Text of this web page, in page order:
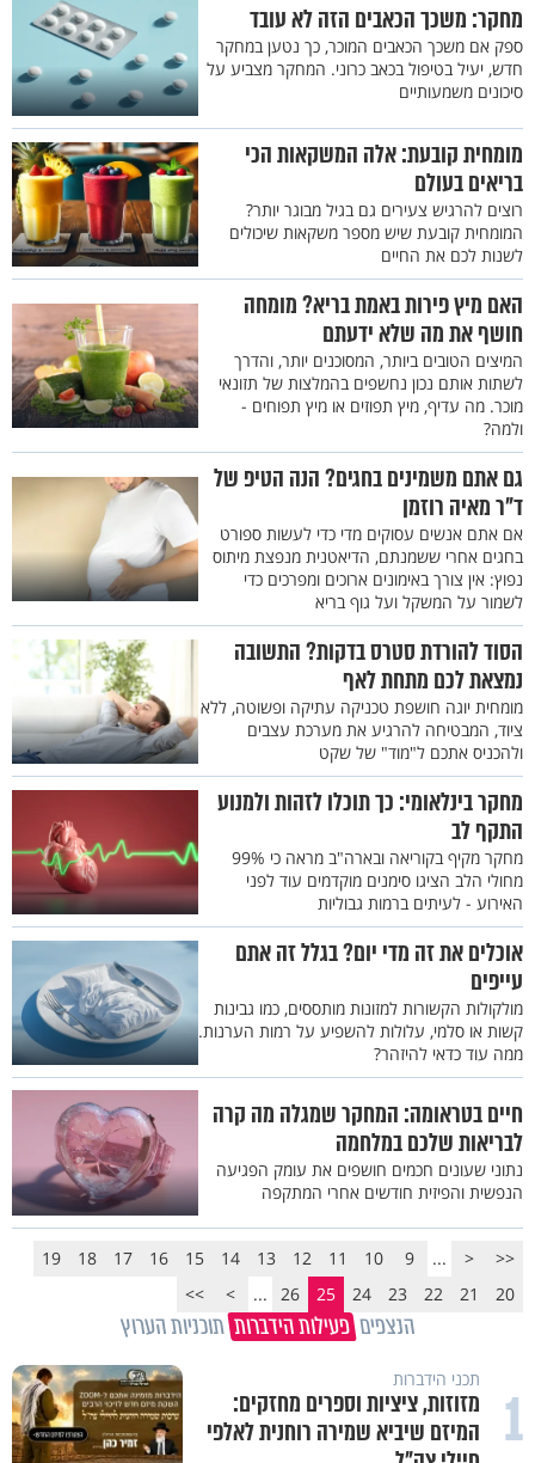
מחקר: משכך הכאבים הזה לא עובד
ספק אם משכך הכאבים המוכר, כך נטען במחקר
חדש, יעיל בטיפול בכאב כרוני. המחקר מצביע על
סיכונים משמעותיים
מומחית קובעת: אלה המשקאות הכי
בריאים בעולם
רוצים להרגיש צעירים גם בגיל מבוגר יותר?
המומחית קובעת שיש מספר משקאות שיכולים
לשנות לכם את החיים
האם מיץ פירות באמת בריא? מומחה
חושף את מה שלא ידעתם
המיצים הטובים ביותר, המסוכנים יותר, והדרך
לשתות אותם נכון נחשפים בהמלצות של תזונאי
מוכר. מה עדיף, מיץ תפוזים או מיץ תפוחים -
ולמה?
גם אתם משמינים בחגים? הנה הטיפ של
ד"ר מאיה רוזמן
אם אתם אנשים עסוקים מדי כדי לעשות ספורט
בחגים אחרי ששמנתם, הדיאטנית מנפצת מיתוס
נפוץ: אין צורך באימונים ארוכים ומפרכים כדי
לשמור על המשקל ועל גוף בריא
הסוד להורדת סטרס בדקות? התשובה
נמצאת לכם מתחת לאף
מומחית יוגה חושפת טכניקה עתיקה ופשוטה, ללא
ציוד, המבטיחה להרגיע את מערכת עצבים
ולהכניס אתכם ל"מוד" של שקט
מחקר בינלאומי: כך תוכלו לזהות ולמנוע
התקף לב
מחקר מקיף בקוריאה ובארה"ב מראה כי 99%
מחולי הלב הציגו סימנים מוקדמים עוד לפני
האירוע - לעיתים ברמות גבוליות
אוכלים את זה מדי יום? בגלל זה אתם
עייפים
מולקולות הקשורות למזונות מותססים, כמו גבינות
קשות או סלמי, עלולות להשפיע על רמות הערנות.
ממה עוד כדאי להיזהר?
חיים בטראומה: המחקר שמגלה מה קרה
לבריאות שלכם במלחמה
נתוני שעונים חכמים חושפים את עומק הפגיעה
הנפשית והפיזית חודשים אחרי המתקפה
<<
<
...
9
10
11
12
13
14
15
16
17
18
19
20
21
22
23
24
25
26
...
>
>>
הנצפים פעילות הידברות תוכניות הערוץ
1 תכני הידברות
מזוזות, ציציות וספרים מחזקים:
המיזם שיביא שמירה רוחנית לאלפי